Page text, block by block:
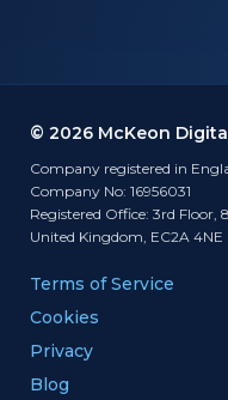
© 2026 McKeon
Company registered in
Company No: 16956031
Registered Office: 3rd
United Kingdom, EC2A 4NE
Terms of Service
Cookies
Privacy
Blog